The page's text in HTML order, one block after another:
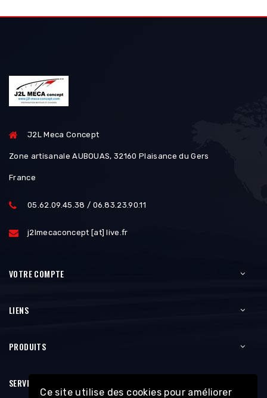
Ce site utilise des cookies pour améliorer
J2L Meca Concept
Zone artisanale AUBOUAS, 32160 Plaisance du Gers
France
05.62.09.45.38 / 06.83.23.90.11
j2lmecaconcept [at] live.fr
VOTRE COMPTE
LIENS
PRODUITS
SERVICES